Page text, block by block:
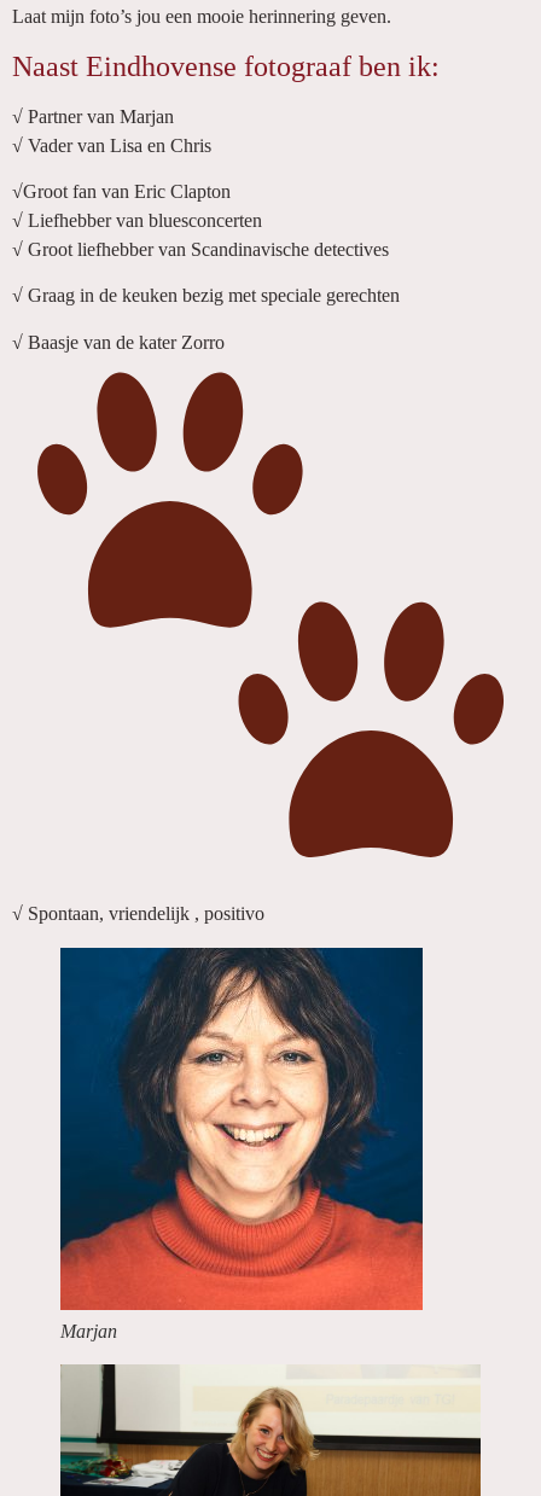
Laat mijn foto’s jou een mooie herinnering geven.
Naast Eindhovense fotograaf ben ik:
√ Partner van Marjan
√ Vader van Lisa en Chris
√Groot fan van Eric Clapton
√ Liefhebber van bluesconcerten
√ Groot liefhebber van Scandinavische detectives
√ Graag in de keuken bezig met speciale gerechten
√ Baasje van de kater Zorro
√ Spontaan, vriendelijk , positivo
Marjan